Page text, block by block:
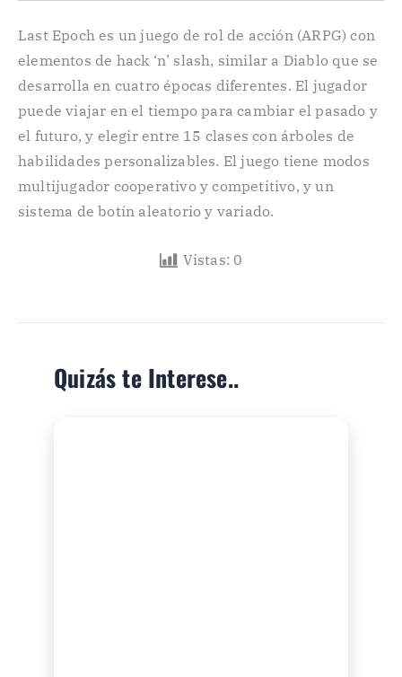
Last Epoch es un juego de rol de acción (ARPG) con
elementos de hack ‘n’ slash, similar a Diablo que se
desarrolla en cuatro épocas diferentes. El jugador
puede viajar en el tiempo para cambiar el pasado y
el futuro, y elegir entre 15 clases con árboles de
habilidades personalizables. El juego tiene modos
multijugador cooperativo y competitivo, y un
sistema de botín aleatorio y variado.
Vistas: 0
Quizás te Interese..